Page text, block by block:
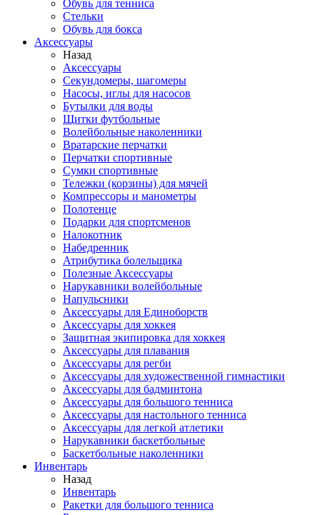
Обувь для тенниса
Стельки
Обувь для бокса
Аксессуары
Назад
Аксессуары
Секундомеры, шагомеры
Насосы, иглы для насосов
Бутылки для воды
Щитки футбольные
Волейбольные наколенники
Вратарские перчатки
Перчатки спортивные
Сумки спортивные
Тележки (корзины) для мячей
Компрессоры и манометры
Полотенце
Подарки для спортсменов
Налокотник
Набедренник
Атрибутика болельщика
Полезные Аксессуары
Нарукавники волейбольные
Напульсники
Аксессуары для Единоборств
Аксессуары для хоккея
Защитная экипировка для хоккея
Аксессуары для плавания
Аксессуары для регби
Аксессуары для художественной гимнастики
Аксессуары для бадминтона
Аксессуары для большого тенниса
Аксессуары для настольного тенниса
Аксессуары для легкой атлетики
Нарукавники баскетбольные
Баскетбольные наколенники
Инвентарь
Назад
Инвентарь
Ракетки для большого тенниса